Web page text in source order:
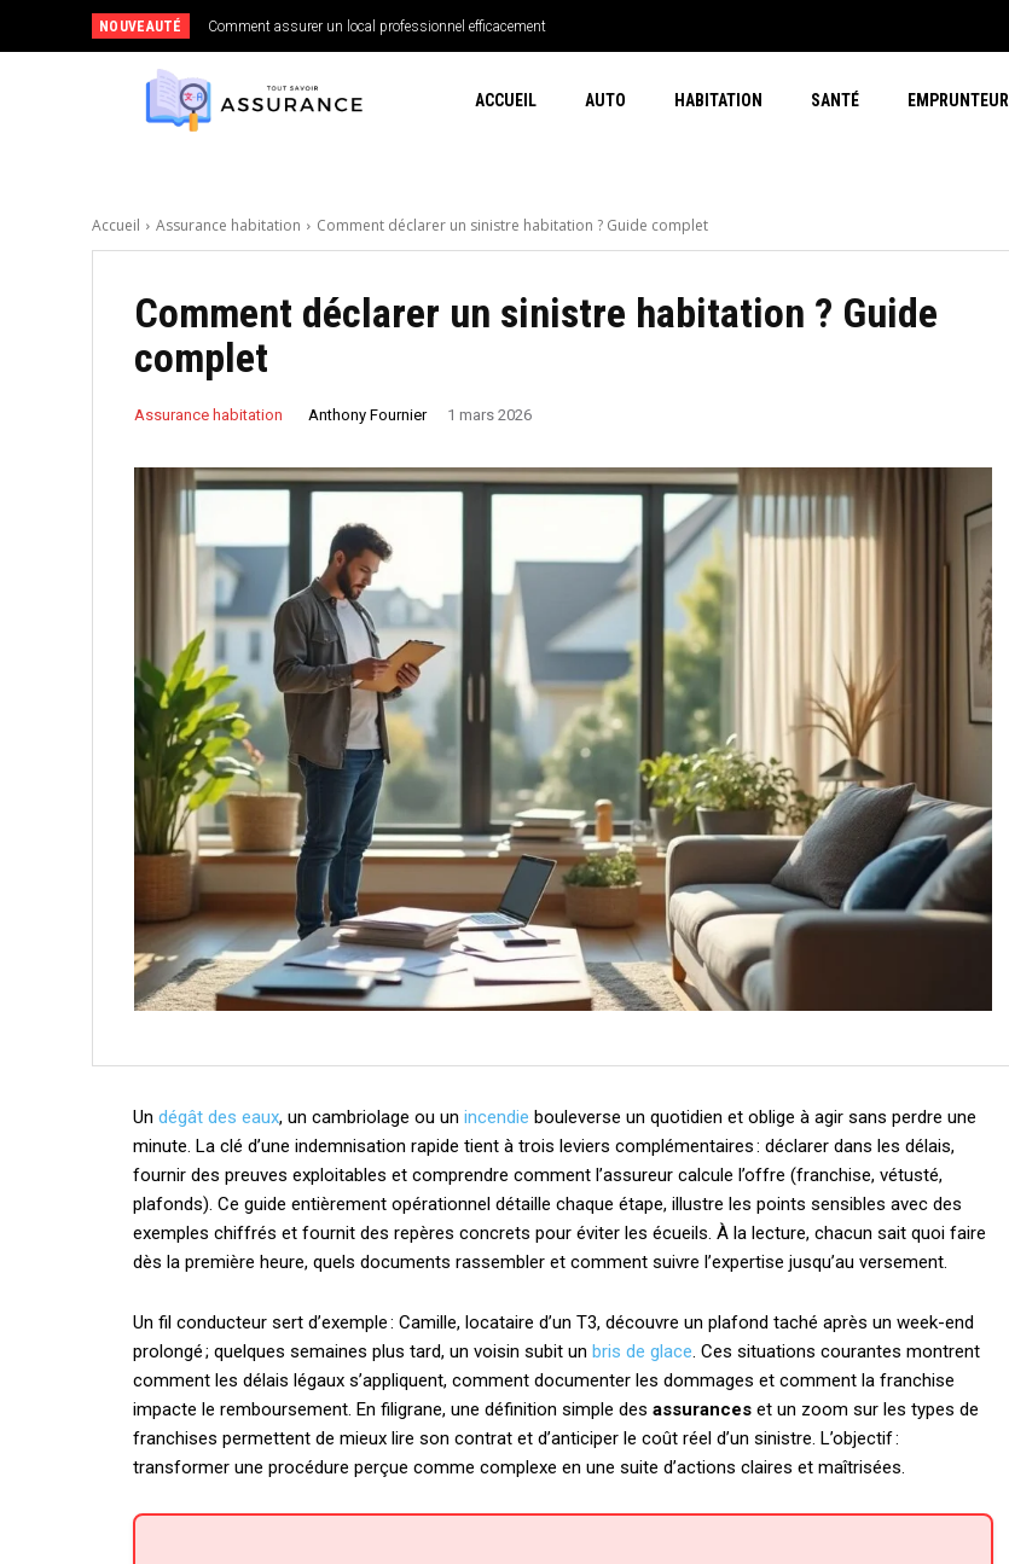
NOUVEAUTÉ Comment assurer un local professionnel efficacement
ACCUEIL AUTO HABITATION SANTÉ EMPRUNTEUR
Accueil Assurance habitation Comment déclarer un sinistre habitation ? Guide complet
Comment déclarer un sinistre habitation ? Guide
complet
Assurance habitation Anthony Fournier 1 mars 2026
Un dégât des eaux, un cambriolage ou un incendie bouleverse un quotidien et oblige à agir sans perdre une
minute. La clé d’une indemnisation rapide tient à trois leviers complémentaires : déclarer dans les délais,
fournir des preuves exploitables et comprendre comment l’assureur calcule l’offre (franchise, vétusté,
plafonds). Ce guide entièrement opérationnel détaille chaque étape, illustre les points sensibles avec des
exemples chiffrés et fournit des repères concrets pour éviter les écueils. À la lecture, chacun sait quoi faire
dès la première heure, quels documents rassembler et comment suivre l’expertise jusqu’au versement.
Un fil conducteur sert d’exemple : Camille, locataire d’un T3, découvre un plafond taché après un week-end
prolongé ; quelques semaines plus tard, un voisin subit un bris de glace. Ces situations courantes montrent
comment les délais légaux s’appliquent, comment documenter les dommages et comment la franchise
impacte le remboursement. En filigrane, une définition simple des assurances et un zoom sur les types de
franchises permettent de mieux lire son contrat et d’anticiper le coût réel d’un sinistre. L’objectif :
transformer une procédure perçue comme complexe en une suite d’actions claires et maîtrisées.